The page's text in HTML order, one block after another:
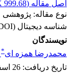
اصل مقاله (999.68 K
نوع مقاله: پژوهشی
شناسه دیجیتال (DOI):
نویسندگان
محمدرضا همزه ای*
تاریخ دریافت: 26 اسفند 1402